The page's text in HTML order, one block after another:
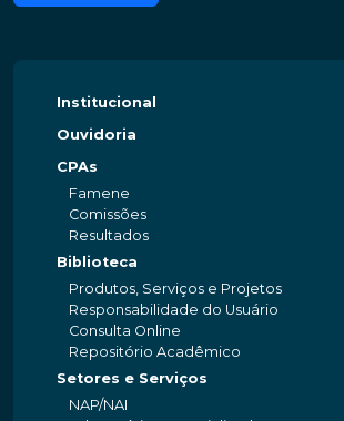
Institucional
Ouvidoria
CPAs
Famene
Comissões
Resultados
Biblioteca
Produtos, Serviços e Projetos
Responsabilidade do Usuário
Consulta Online
Repositório Acadêmico
Setores e Serviços
NAP/NAI